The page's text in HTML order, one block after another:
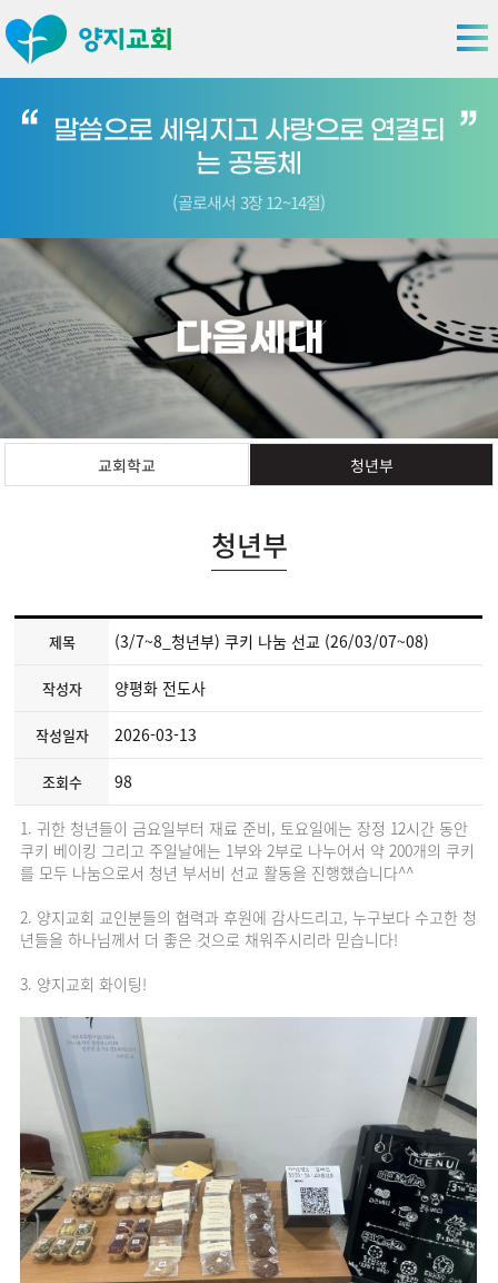
말씀으로 세워지고 사랑으로 연결되
는 공동체
(골로새서 3장 12~14절)
다음세대
교회학교 청년부
청년부
제목 (3/7~8_청년부) 쿠키 나눔 선교 (26/03/07~08)
작성자 양평화 전도사
작성일자 2026-03-13
조회수 98
1. 귀한 청년들이 금요일부터 재료 준비, 토요일에는 장정 12시간 동안
쿠키 베이킹 그리고 주일날에는 1부와 2부로 나누어서 약 200개의 쿠키
를 모두 나눔으로서 청년 부서비 선교 활동을 진행했습니다^^
2. 양지교회 교인분들의 협력과 후원에 감사드리고, 누구보다 수고한 청
년들을 하나님께서 더 좋은 것으로 채워주시리라 믿습니다!
3. 양지교회 화이팅!